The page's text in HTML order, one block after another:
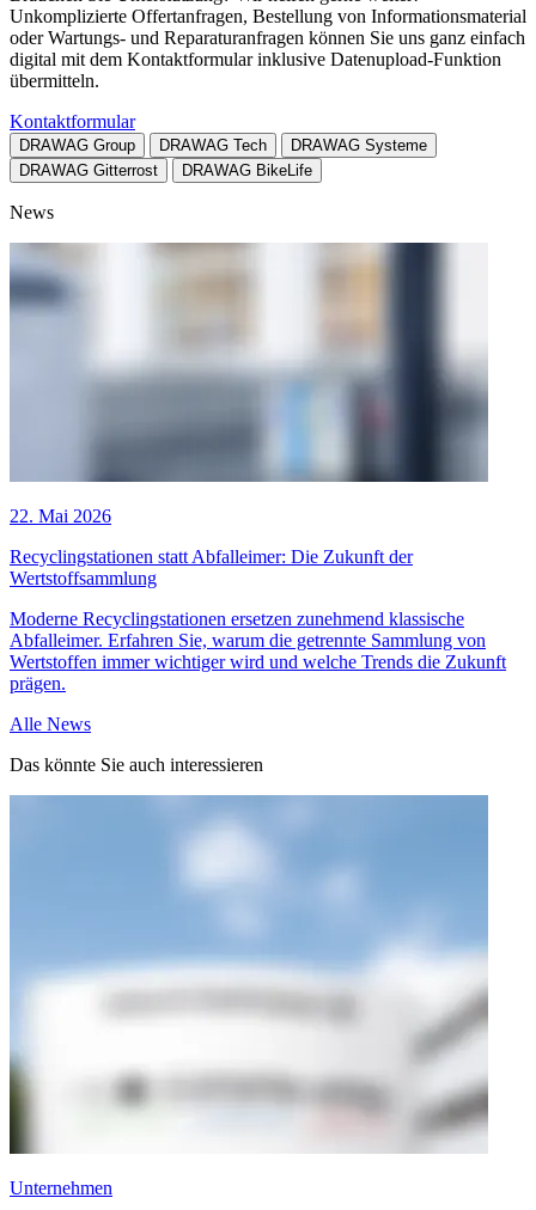
Unkomplizierte Offertanfragen, Bestellung von Informationsmaterial
oder Wartungs- und Reparaturanfragen können Sie uns ganz einfach
digital mit dem Kontaktformular inklusive Datenupload-Funktion
übermitteln.
Kontaktformular
DRAWAG Group DRAWAG Tech
DRAWAG Systeme
DRAWAG Gitterrost
DRAWAG BikeLife
News
22. Mai 2026
Recyclingstationen statt Abfalleimer: Die Zukunft der
Wertstoffsammlung
Moderne Recyclingstationen ersetzen zunehmend klassische
Abfalleimer. Erfahren Sie, warum die getrennte Sammlung von
Wertstoffen immer wichtiger wird und welche Trends die Zukunft
prägen.
Alle News
Das könnte Sie auch interessieren
Unternehmen